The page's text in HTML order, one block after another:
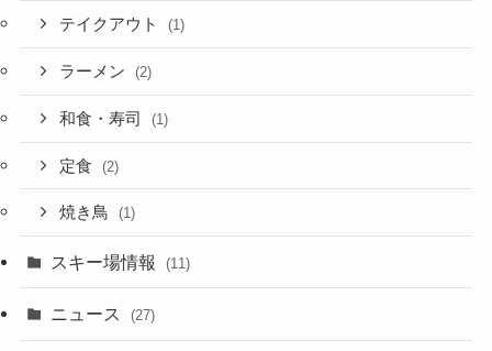
テイクアウト (1)
ラーメン (2)
和食・寿司 (1)
定食 (2)
焼き鳥 (1)
スキー場情報 (11)
ニュース (27)